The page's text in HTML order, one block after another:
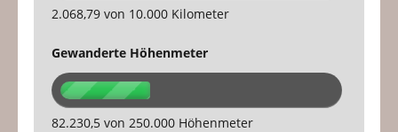
2.068,79 von 10.000 Kilometer
Gewanderte Höhenmeter
82.230,5 von 250.000 Höhenmeter